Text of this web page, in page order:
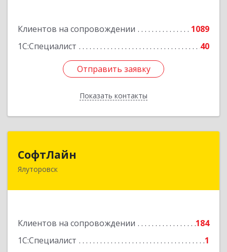
Клиентов на сопровождении
1089
1С:Специалист
40
Отправить заявку
Показать контакты
Подробнее
Отправить заявку
Назад
СофтЛайн
Ялуторовск
Клиентов на сопровождении
184
1С:Специалист
1
627010, Тюменская обл, Ялуторовский р-н,